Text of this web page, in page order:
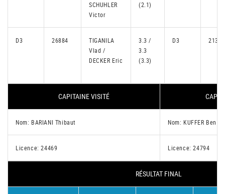
SCHUHLER
Victor
(2.1)
D3 26884
TIGANILA
Vlad /
DECKER Eric
3.3 /
3.3
(3.3)
D3 21381
CAPITAINE VISITÉ
Nom: BARIANI Thibaut Nom: KUFFER Ben
Licence: 24469 Licence: 24794
RÉSULTAT FINAL